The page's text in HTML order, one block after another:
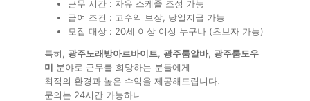
근무 시간 : 자유 스케줄 조정 가능
급여 조건 : 고수익 보장, 당일지급 가능
모집 대상 : 20세 이상 여성 누구나 (초보자 가능)
특히, 광주노래방아르바이트, 광주룸알바, 광주룸도우
미 분야로 근무를 희망하는 분들에게
최적의 환경과 높은 수익을 제공해드립니다.
문의는 24시간 가능하니